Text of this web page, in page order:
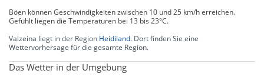
Böen können Geschwindigkeiten zwischen 10 und 25 km/h erreichen.
Gefühlt liegen die Temperaturen bei 13 bis 23°C.
Valzeina liegt in der Region Heidiland. Dort finden Sie eine
Wettervorhersage für die gesamte Region.
Das Wetter in der Umgebung